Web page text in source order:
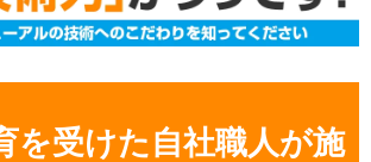
を受けた自社職人が施